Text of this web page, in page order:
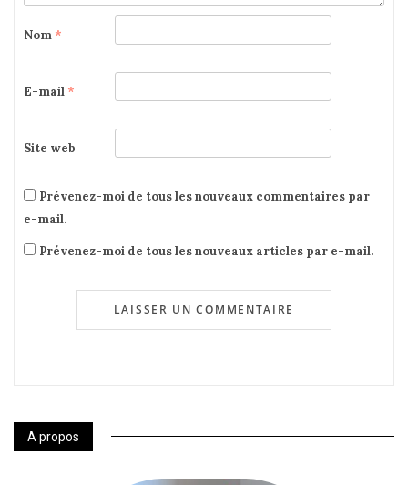
Nom *
E-mail *
Site web
Prévenez-moi de tous les nouveaux commentaires par
e-mail.
Prévenez-moi de tous les nouveaux articles par e-mail.
A propos